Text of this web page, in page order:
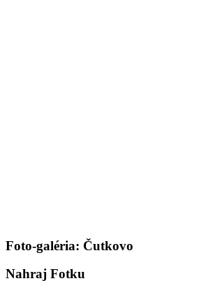
Foto-galéria: Čutkovo
Nahraj Fotku